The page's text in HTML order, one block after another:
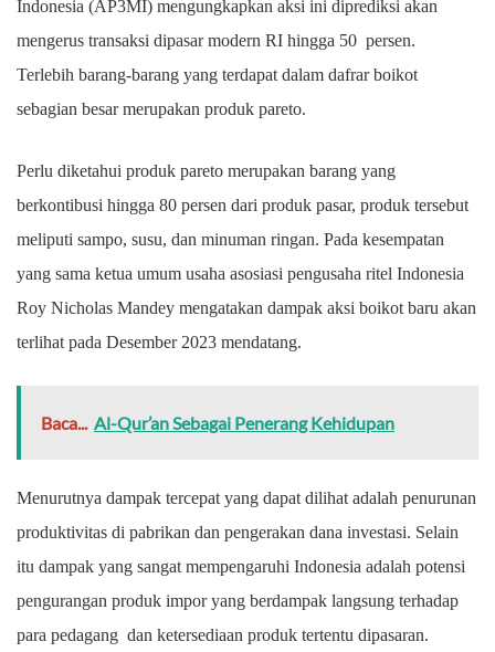
Indonesia (AP3MI) mengungkapkan aksi ini diprediksi akan
mengerus transaksi dipasar modern RI hingga 50 persen.
Terlebih barang-barang yang terdapat dalam dafrar boikot
sebagian besar merupakan produk pareto.
Perlu diketahui produk pareto merupakan barang yang
berkontibusi hingga 80 persen dari produk pasar, produk tersebut
meliputi sampo, susu, dan minuman ringan. Pada kesempatan
yang sama ketua umum usaha asosiasi pengusaha ritel Indonesia
Roy Nicholas Mandey mengatakan dampak aksi boikot baru akan
terlihat pada Desember 2023 mendatang.
Baca... Al-Qur’an Sebagai Penerang Kehidupan
Menurutnya dampak tercepat yang dapat dilihat adalah penurunan
produktivitas di pabrikan dan pengerakan dana investasi. Selain
itu dampak yang sangat mempengaruhi Indonesia adalah potensi
pengurangan produk impor yang berdampak langsung terhadap
para pedagang dan ketersediaan produk tertentu dipasaran.